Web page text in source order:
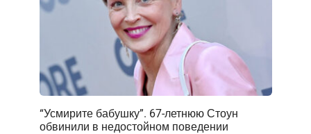
“Усмирите бабушку”. 67-летнюю Стоун
обвинили в недостойном поведении